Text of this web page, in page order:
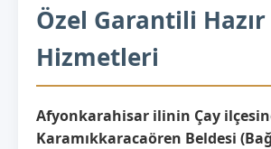
Özel Garantili
Hizmetleri
Afyonkarahisar ilinin Çay
Karamıkkaracaören Beldesi